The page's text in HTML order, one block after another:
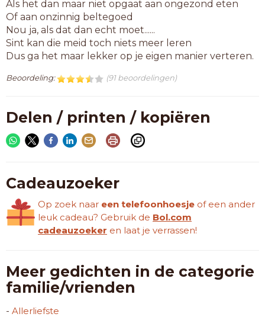
Als het dan maar niet opgaat aan ongezond eten
Of aan onzinnig beltegoed
Nou ja, als dat dan echt moet......
Sint kan die meid toch niets meer leren
Dus ga het maar lekker op je eigen manier verteren.
Beoordeling: (91 beoordelingen)
Delen / printen / kopiëren
Cadeauzoeker
Op zoek naar een telefoonhoesje of een ander
leuk cadeau? Gebruik de Bol.com
cadeauzoeker en laat je verrassen!
Meer gedichten in de categorie
familie/vrienden
- Allerliefste